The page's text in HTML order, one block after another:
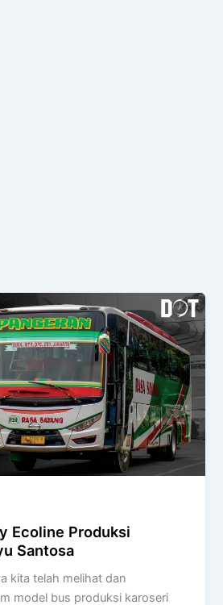
Ecoline Produksi
Santosa
kita telah melihat dan
model bus produksi karoseri